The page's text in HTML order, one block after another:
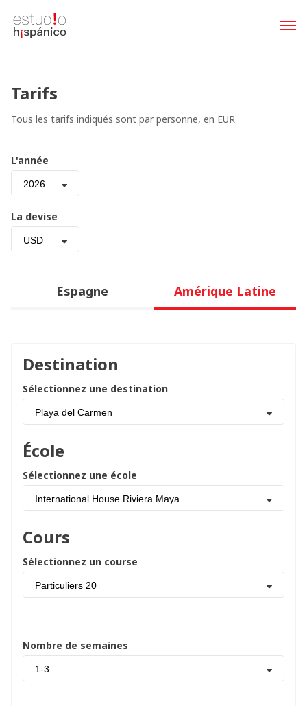
Tarifs
Tous les tarifs indiqués sont par personne, en EUR
L'année
2026
La devise
USD
Espagne Amérique Latine
Destination
Sélectionnez une destination
Playa del Carmen
École
Sélectionnez une école
International House Riviera Maya
Cours
Sélectionnez un course
Particuliers 20
Nombre de semaines
1-3